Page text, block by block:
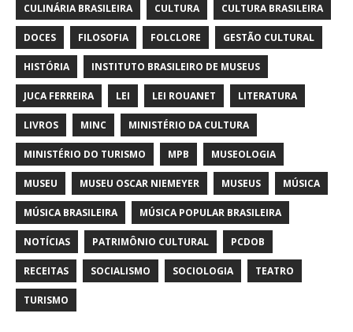
CULINÁRIA BRASILEIRA CULTURA CULTURA BRASILEIRA
DOCES FILOSOFIA FOLCLORE GESTÃO CULTURAL
HISTÓRIA INSTITUTO BRASILEIRO DE MUSEUS
JUCA FERREIRA LEI LEI ROUANET LITERATURA
LIVROS MINC MINISTÉRIO DA CULTURA
MINISTÉRIO DO TURISMO MPB MUSEOLOGIA
MUSEU MUSEU OSCAR NIEMEYER MUSEUS MÚSICA
MÚSICA BRASILEIRA MÚSICA POPULAR BRASILEIRA
NOTÍCIAS PATRIMÔNIO CULTURAL PCDOB
RECEITAS SOCIALISMO SOCIOLOGIA TEATRO
TURISMO